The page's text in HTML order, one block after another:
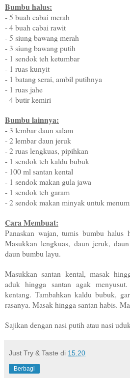
Bumbu halus:
- 5 buah cabai merah
- 4 buah cabai rawit
- 5 siung bawang merah
- 3 siung bawang putih
- 1 sendok teh ketumbar
- 1 ruas kunyit
- 1 batang serai, ambil putihnya
- 1 ruas jahe
- 4 butir kemiri
Bumbu lainnya:
- 3 lembar daun salam
- 2 lembar daun jeruk
- 2 ruas lengkuas, pipihkan
- 1 sendok teh kaldu bubuk
- 100 ml santan kental
- 1 sendok makan gula jawa
- 1 sendok teh garam
- 2 sendok makan minyak untuk
Cara Membuat:
Panaskan wajan, tumis bumbu halus
Masukkan lengkuas, daun jeruk,
daun bumbu layu.
Masukkan santan kental, masak
aduk hingga santan agak
kentang. Tambahkan kaldu bubuk,
rasanya. Masak hingga santan habis.
Sajikan dengan nasi putih atau nasi
Just Try & Taste di 15.20
Berbagi